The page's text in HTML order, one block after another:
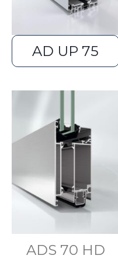
AD UP 75
ADS 70 HD